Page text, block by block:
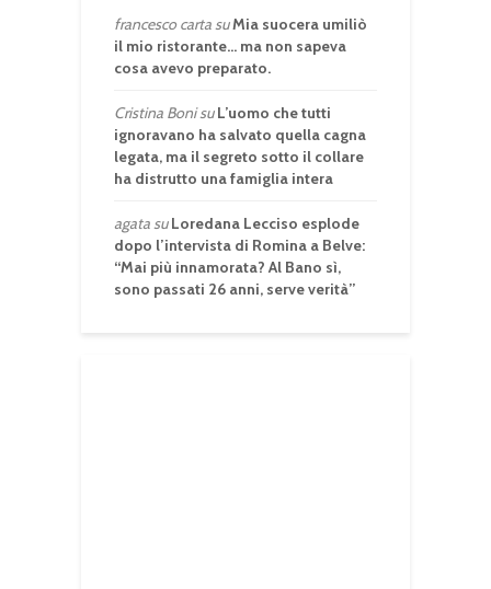
francesco cartasuMia suocera umiliò
il mio ristorante… ma non sapeva
cosa avevo preparato.
Cristina BonisuL’uomo che tutti
ignoravano ha salvato quella cagna
legata, ma il segreto sotto il collare
ha distrutto una famiglia intera
agatasuLoredana Lecciso esplode
dopo l’intervista di Romina a Belve:
“Mai più innamorata? Al Bano sì,
sono passati 26 anni, serve verità”